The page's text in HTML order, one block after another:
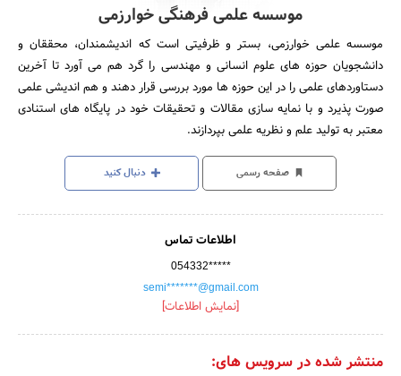
موسسه علمی فرهنگی خوارزمی
موسسه علمی خوارزمی، بستر و ظرفیتی است که اندیشمندان، محققان و
دانشجویان حوزه های علوم انسانی و مهندسی را گرد هم می آورد تا آخرین
دستاوردهای علمی را در این حوزه ها مورد بررسی قرار دهند و هم اندیشی علمی
صورت پذیرد و با نمایه سازی مقالات و تحقیقات خود در پایگاه های استنادی
معتبر به تولید علم و نظریه علمی بپردازند.
صفحه رسمی دنبال کنید
اطلاعات تماس
054332*****
semi*******@gmail.com
[نمایش اطلاعات]
منتشر شده در سرویس های: